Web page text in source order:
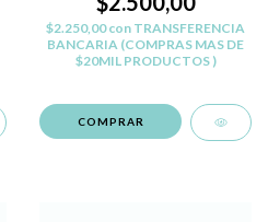
$2.250,00con TRANSFERENCIA
BANCARIA (COMPRAS MAS DE
$20MIL PRODUCTOS )